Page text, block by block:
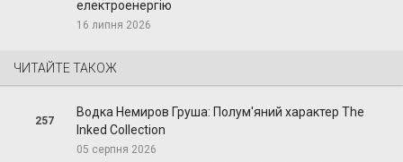
електроенергію
16 липня 2026
ЧИТАЙТЕ ТАКОЖ
257
Водка Немиров Груша: Полум'яний характер The
Inked Collection
05 серпня 2026